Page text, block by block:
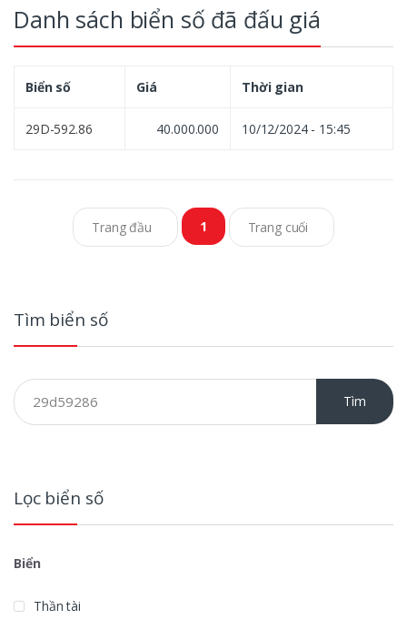
Danh sách biển số đã đấu giá
Biển số Giá Thời gian
29D-592.86 40.000.000 10/12/2024 - 15:45
Posts navigation
Trang đầu 1 Trang cuối
Tìm biển số
Tìm
Lọc biển số
Biển
Thần tài